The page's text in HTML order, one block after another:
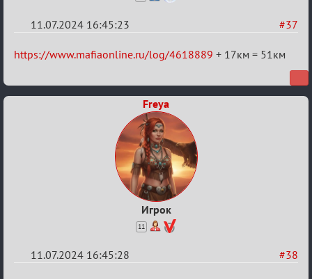
#37
11.07.2024 16:45:23
Re:
тысяч
https://www.mafiaonline.ru/log/4618889 + 17км = 51км
Freya
Игрок
11
#38
11.07.2024 16:45:28